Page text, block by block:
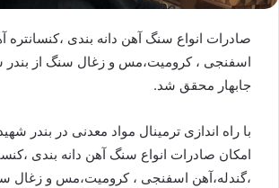
صادرات انواع سنگ آهن دانه بندی ،کنسانتره
اسفنجی ، کرومیت،مس و زغال سنگ از بندر
جابهار محقق شد.
با راه اندازی ترمینال مواد معدنی در بندر
امکان صادرات انواع سنگ آهن دانه بندی
،گندله،آهن اسفنجی ، کرومیت،مس و زغال